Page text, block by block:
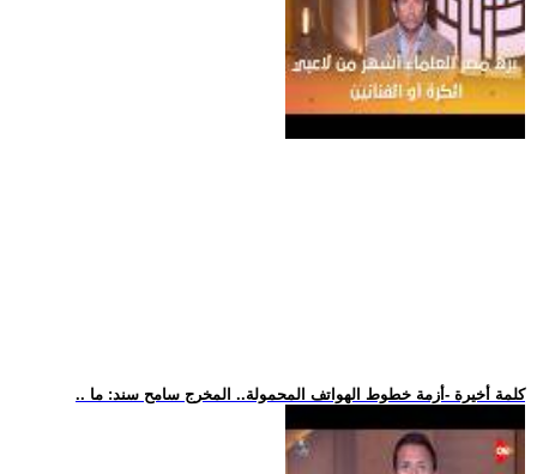
.. كلمة أخيرة -أزمة خطوط الهواتف المحمولة.. المخرج سامح سند: ما